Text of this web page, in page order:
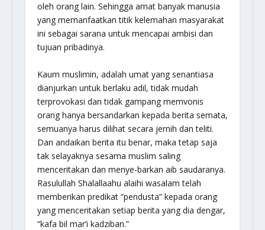
oleh orang lain. Sehingga amat banyak manusia
yang memanfaatkan titik kelemahan masyarakat
ini sebagai sarana untuk mencapai ambisi dan
tujuan pribadinya.
Kaum muslimin, adalah umat yang senantiasa
dianjurkan untuk berlaku adil, tidak mudah
terprovokasi dan tidak gampang memvonis
orang hanya bersandarkan kepada berita semata,
semuanya harus dilihat secara jernih dan teliti.
Dan andaikan berita itu benar, maka tetap saja
tak selayaknya sesama muslim saling
menceritakan dan menye-barkan aib saudaranya.
Rasulullah Shalallaahu alaihi wasalam telah
memberikan predikat “pendusta” kepada orang
yang menceritakan setiap berita yang dia dengar,
“kafa bil mar’i kadziban.”